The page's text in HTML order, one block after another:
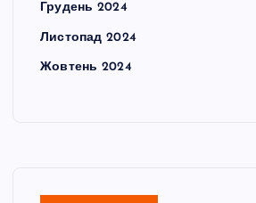
Грудень 2024
Листопад 2024
Жовтень 2024